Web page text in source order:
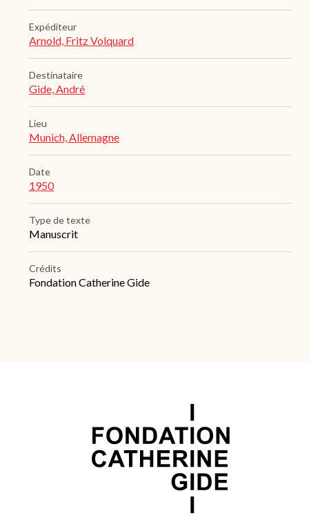
Expéditeur
Arnold, Fritz Volquard
Destinataire
Gide, André
Lieu
Munich, Allemagne
Date
1950
Type de texte
Manuscrit
Crédits
Fondation Catherine Gide